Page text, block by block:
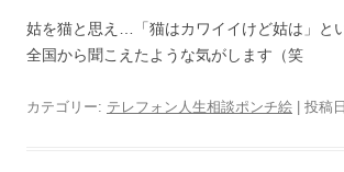
姑を猫と思え…「猫はカワイイけど姑は」と
全国から聞こえたような気がします（笑
カテゴリー: テレフォン人生相談ポンチ絵 | 投稿